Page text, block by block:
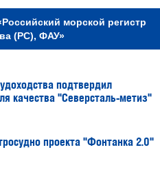
морской регистр
(РС), ФАУ»
подтвердил
качества "Северсталь-метиз"
проекта "Фонтанка 2.0"